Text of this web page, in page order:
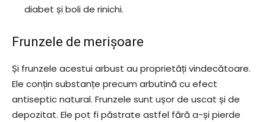
diabet și boli de rinichi.
Frunzele de merișoare
Și frunzele acestui arbust au proprietăți vindecătoare.
Ele conțin substanțe precum arbutină cu efect
antiseptic natural. Frunzele sunt ușor de uscat și de
depozitat. Ele pot fi păstrate astfel fără a-și pierde